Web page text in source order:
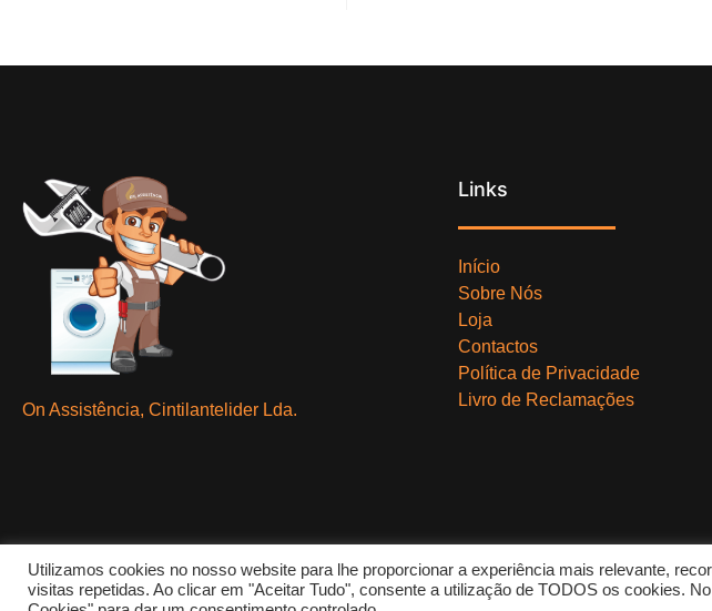
On Assistência, Cintilantelider Lda.
Links
Início
Sobre Nós
Loja
Contactos
Política de Privacidade
Livro de Reclamações
Utilizamos cookies no nosso website para lhe proporcionar a experiência mais relevante,
visitas repetidas. Ao clicar em "Aceitar Tudo", consente a utilização de TODOS os cookies.